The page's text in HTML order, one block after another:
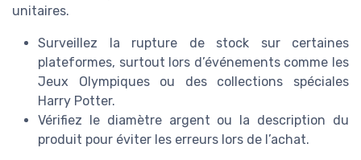
unitaires.
Surveillez la rupture de stock sur certaines
plateformes, surtout lors d’événements comme les
Jeux Olympiques ou des collections spéciales
Harry Potter.
Vérifiez le diamètre argent ou la description du
produit pour éviter les erreurs lors de l’achat.